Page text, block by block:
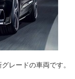
レードの車両です。